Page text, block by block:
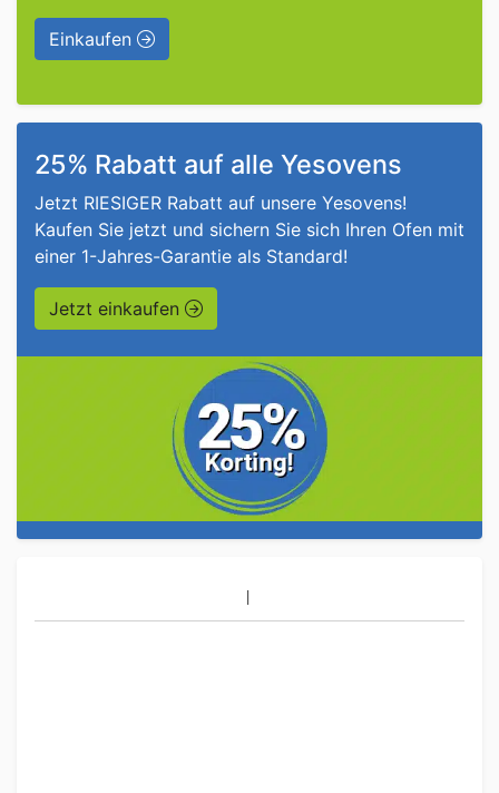
Einkaufen
25% Rabatt auf alle Yesovens
Jetzt RIESIGER Rabatt auf unsere Yesovens!
Kaufen Sie jetzt und sichern Sie sich Ihren Ofen mit
einer 1-Jahres-Garantie als Standard!
Jetzt einkaufen